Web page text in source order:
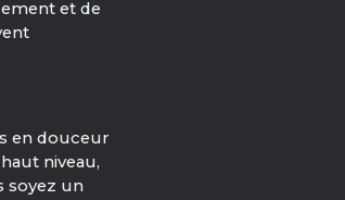
et de
en douceur
niveau,
soyez un